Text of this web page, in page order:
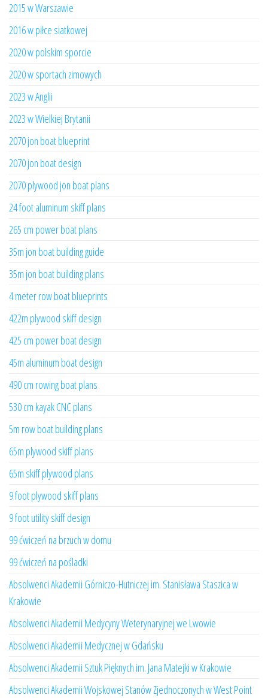
2015 w Warszawie
2016 w piłce siatkowej
2020 w polskim sporcie
2020 w sportach zimowych
2023 w Anglii
2023 w Wielkiej Brytanii
2070 jon boat blueprint
2070 jon boat design
2070 plywood jon boat plans
24 foot aluminum skiff plans
265 cm power boat plans
35m jon boat building guide
35m jon boat building plans
4 meter row boat blueprints
422m plywood skiff design
425 cm power boat design
45m aluminum boat design
490 cm rowing boat plans
530 cm kayak CNC plans
5m row boat building plans
65m plywood skiff plans
65m skiff plywood plans
9 foot plywood skiff plans
9 foot utility skiff design
99 ćwiczeń na brzuch w domu
99 ćwiczeń na pośladki
Absolwenci Akademii Górniczo-Hutniczej im. Stanisława Staszica w
Krakowie
Absolwenci Akademii Medycyny Weterynaryjnej we Lwowie
Absolwenci Akademii Medycznej w Gdańsku
Absolwenci Akademii Sztuk Pięknych im. Jana Matejki w Krakowie
Absolwenci Akademii Wojskowej Stanów Zjednoczonych w West Point